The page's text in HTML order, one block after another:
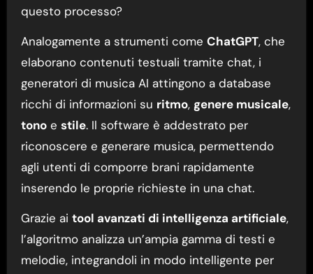
questo processo?
Analogamente a strumenti come ChatGPT, che
elaborano contenuti testuali tramite chat, i
generatori di musica AI attingono a database
ricchi di informazioni su ritmo, genere musicale,
tonoe stile. Il software è addestrato per
riconoscere e generare musica, permettendo
agli utenti di comporre brani rapidamente
inserendo le proprie richieste in una chat.
Grazie ai tool avanzati di intelligenza artificiale,
l’algoritmo analizza un’ampia gamma di testi e
melodie, integrandoli in modo intelligente per